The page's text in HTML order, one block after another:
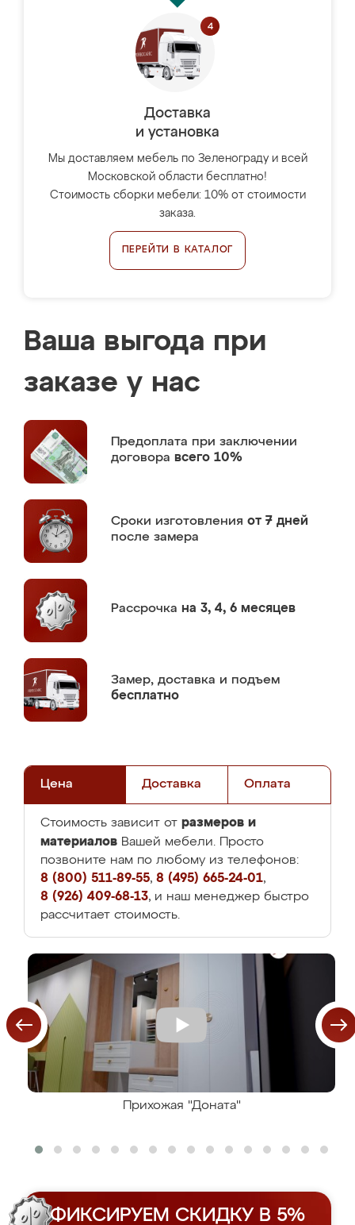
Доставка
и установка
Мы доставляем мебель по Зеленограду и всей
Московской области бесплатно!
Стоимость сборки мебели: 10% от стоимости
заказа.
ПЕРЕЙТИ В КАТАЛОГ
Ваша выгода при
заказе у нас
Предоплата при заключении
договора всего 10%
Сроки изготовления от 7 дней
после замера
Рассрочка на 3, 4, 6 месяцев
Замер, доставка и подъем
бесплатно
Цена Доставка Оплата
Стоимость зависит от размеров и
материалов Вашей мебели. Просто
позвоните нам по любому из телефонов:
8 (800) 511-89-55, 8 (495) 665-24-01,
8 (926) 409-68-13, и наш менеджер быстро
рассчитает стоимость.
Прихожая "Доната"
ФИКСИРУЕМ СКИДКУ В 5%